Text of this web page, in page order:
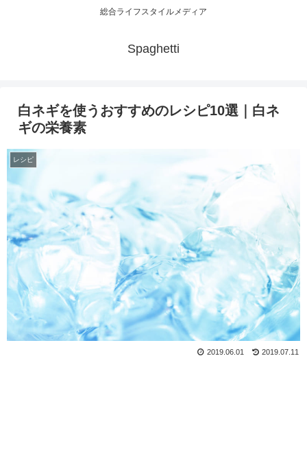
総合ライフスタイルメディア
Spaghetti
白ネギを使うおすすめのレシピ10選｜白ネ
ギの栄養素
レシピ
2019.07.11
2019.06.01